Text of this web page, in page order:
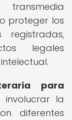
transmedia
proteger los
legales
para
involucrar la
diferentes